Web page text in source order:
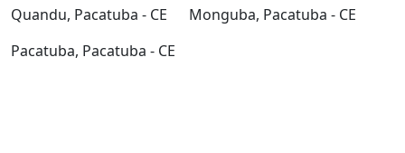
Quandu, Pacatuba - CE
Monguba, Pacatuba - CE
Pacatuba, Pacatuba - CE